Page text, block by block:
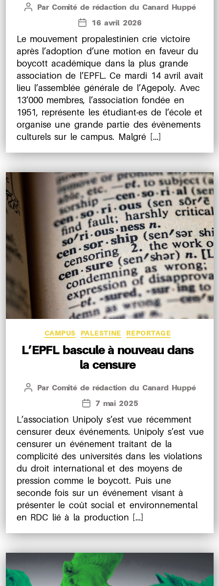
Auteur
Par Comité de rédaction du Canard Huppé
Date
l’article
16 avril 2026
Le mouvement propalestinien crie victoire
après l’adoption d’une motion en faveur du
boycott académique dans la plus grande
association de l’EPFL. Ce mardi 14 avril avait
lieu l’assemblée générale de l’Agepoly. Avec
13’000 membres, l’association fondée en
1951, représente les étudiant·es de l’école et
organise une grande partie des évènements
culturels sur le campus. Malgré […]
Catégories
CAMPUS PALESTINE REPORTAGE
L’EPFL bascule à nouveau dans
la censure
Auteur
Par Comité de rédaction du Canard Huppé
Date
l’article
7 mai 2025
L’association Unipoly s’est vue récemment
censurer deux événements. Unipoly s’est vue
censurer un événement traitant de la
complicité des universités dans les violations
du droit international et des moyens de
pression comme le boycott. Puis une
seconde fois sur un événement visant à
présenter le coût social et environnemental
en RDC lié à la production […]